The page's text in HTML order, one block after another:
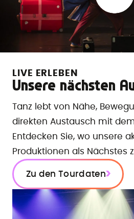
LIVE ERLEBEN
Unsere nächsten
Tanz lebt von Nähe,
direkten Austausch mit
Entdecken Sie, wo unsere
Produktionen als Nächstes
Zu den Tourdaten